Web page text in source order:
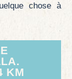
chose à
KM